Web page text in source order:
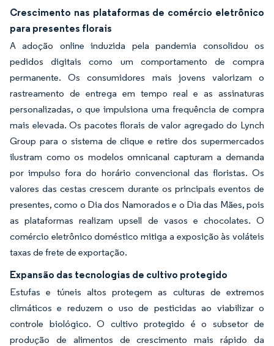
Crescimento nas plataformas de comércio eletrônico
para presentes florais
A adoção online induzida pela pandemia consolidou os
pedidos digitais como um comportamento de compra
permanente. Os consumidores mais jovens valorizam o
rastreamento de entrega em tempo real e as assinaturas
personalizadas, o que impulsiona uma frequência de compra
mais elevada. Os pacotes florais de valor agregado do Lynch
Group para o sistema de clique e retire dos supermercados
ilustram como os modelos omnicanal capturam a demanda
por impulso fora do horário convencional das floristas. Os
valores das cestas crescem durante os principais eventos de
presentes, como o Dia dos Namorados e o Dia das Mães, pois
as plataformas realizam upsell de vasos e chocolates. O
comércio eletrônico doméstico mitiga a exposição às voláteis
taxas de frete de exportação.
Expansão das tecnologias de cultivo protegido
Estufas e túneis altos protegem as culturas de extremos
climáticos e reduzem o uso de pesticidas ao viabilizar o
controle biológico. O cultivo protegido é o subsetor de
produção de alimentos de crescimento mais rápido da